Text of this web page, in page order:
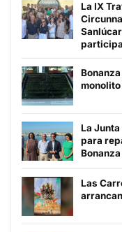
La IX
monolito
La
para
Bonanza
Las